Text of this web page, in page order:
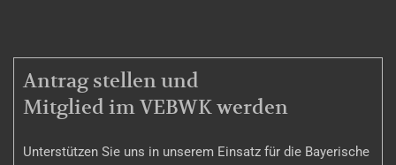
MITGLIEDSCHAFT
Antrag stellen und
Mitglied im VEBWK werden
Unterstützen Sie uns in unserem Einsatz für die Bayerische